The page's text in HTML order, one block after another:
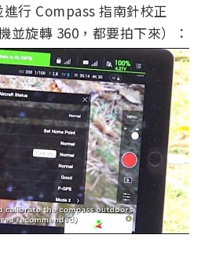
行 Compass 指南針校正
並旋轉 360，都要拍下來）：